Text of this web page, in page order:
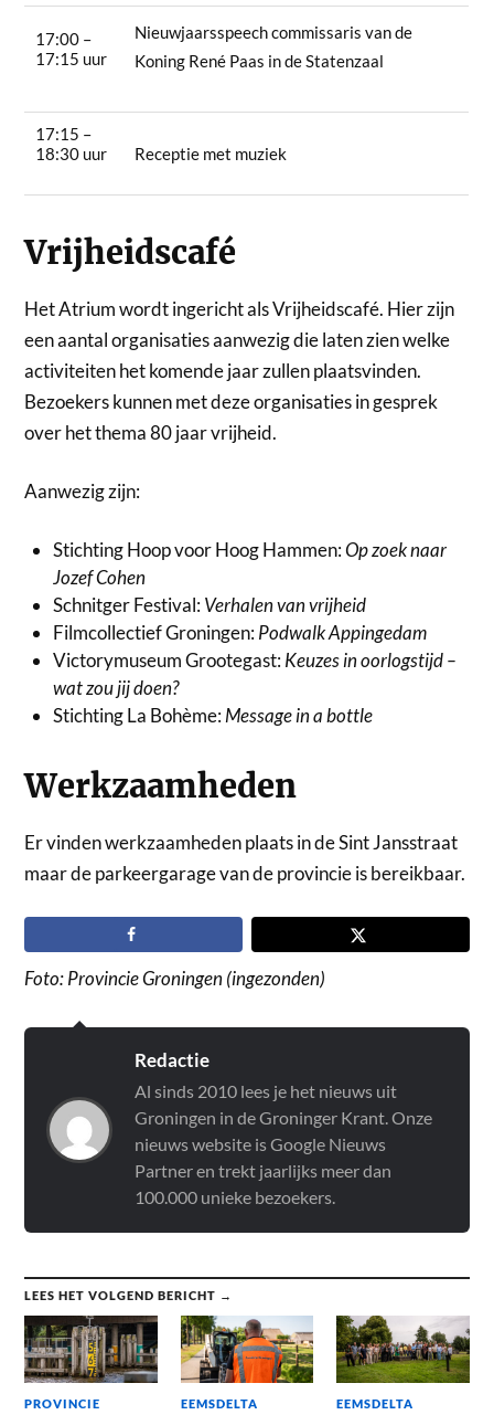
17:00 –
17:15 uur
Nieuwjaarsspeech commissaris van de
Koning René Paas in de Statenzaal
17:15 –
18:30 uur
Receptie met muziek
Vrijheidscafé
Het Atrium wordt ingericht als Vrijheidscafé. Hier zijn
een aantal organisaties aanwezig die laten zien welke
activiteiten het komende jaar zullen plaatsvinden.
Bezoekers kunnen met deze organisaties in gesprek
over het thema 80 jaar vrijheid.
Aanwezig zijn:
Stichting Hoop voor Hoog Hammen:Op zoek naar
Jozef Cohen
Schnitger Festival:Verhalen van vrijheid
Filmcollectief Groningen:Podwalk Appingedam
Victorymuseum Grootegast:Keuzes in oorlogstijd –
wat zou jij doen?
Stichting La Bohème:Message in a bottle
Werkzaamheden
Er vinden werkzaamheden plaats in de Sint Jansstraat
maar de parkeergarage van de provincie is bereikbaar.
Foto: Provincie Groningen (ingezonden)
Redactie
Al sinds 2010 lees je het nieuws uit
Groningen in de Groninger Krant. Onze
nieuws website is Google Nieuws
Partner en trekt jaarlijks meer dan
100.000 unieke bezoekers.
LEES HET VOLGEND BERICHT →
PROVINCIE EEMSDELTA EEMSDELTA